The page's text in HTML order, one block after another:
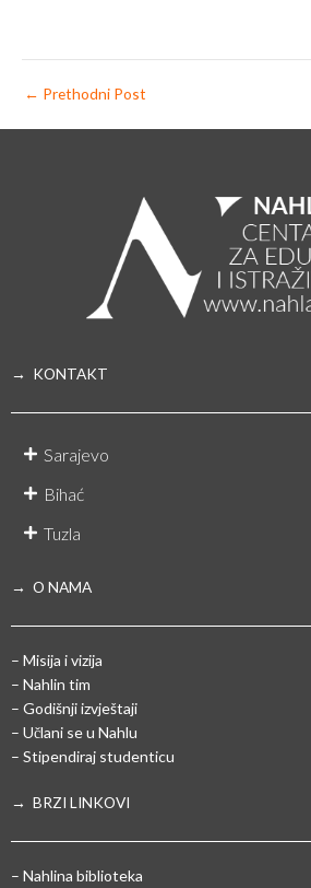
← Prethodni Post
→ KONTAKT
Sarajevo
Bihać
Tuzla
→ O NAMA
– Misija i vizija
– Nahlin tim
– Godišnji izvještaji
– Učlani se u Nahlu
– Stipendiraj studenticu
→ BRZI LINKOVI
– Nahlina biblioteka